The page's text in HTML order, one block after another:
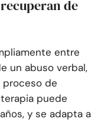
de
entre
un abuso verbal,
proceso de
puede
y se adapta a